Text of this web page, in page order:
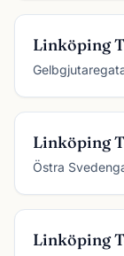
Linköping
Linköping
Östra
Linköping